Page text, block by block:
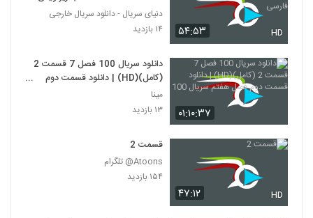
۵۴:۵۳ HD
فارسی
دنیای سریال - دانلود سریال خارجی
۱۴ بازدید
۰۱:۱۰:۳۷
دانلود سریال 100 فصل 7 قسمت 2
(کامل)(HD) | دانلود قسمت دوم
فصل هفتم سریال 100
مینا
۱۳ بازدید
۴۷:۱۲ HD
قسمت 2
Atoons@ تلگرام
۱۵۴ بازدید